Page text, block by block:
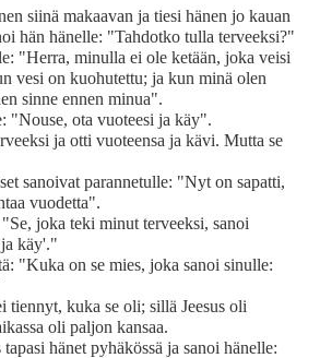
siinä makaavan ja tiesi hänen jo kauan
hän hänelle: "Tahdotko tulla terveeksi?"
"Herra, minulla ei ole ketään, joka veisi
vesi on kuohutettu; ja kun minä olen
sinne ennen minua".
"Nouse, ota vuoteesi ja käy".
ja otti vuoteensa ja kävi. Mutta se
sanoivat parannetulle: "Nyt on sapatti,
vuodetta".
joka teki minut terveeksi, sanoi
käy'."
"Kuka on se mies, joka sanoi sinulle:
tiennyt, kuka se oli; sillä Jeesus oli
oli paljon kansaa.
tapasi hänet pyhäkössä ja sanoi hänelle: